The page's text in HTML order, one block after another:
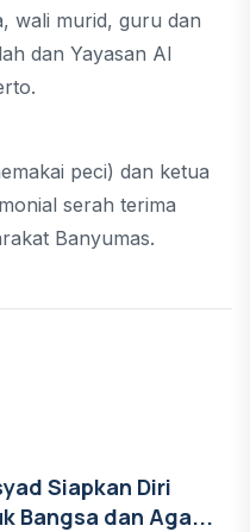
wali murid, guru dan
dan Yayasan Al
peci) dan ketua
serah terima
Banyumas.
Siapkan Diri
Bangsa dan Aga...